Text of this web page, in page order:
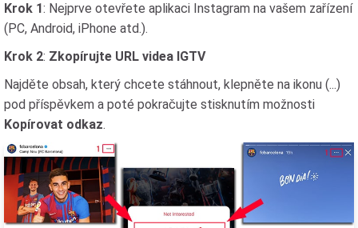
Krok 1: Nejprve otevřete aplikaci Instagram na vašem zařízení
(PC, Android, iPhone atd.).
Krok 2: Zkopírujte URL videa IGTV
Najděte obsah, který chcete stáhnout, klepněte na ikonu (...)
pod příspěvkem a poté pokračujte stisknutím možnosti
Kopírovat odkaz.